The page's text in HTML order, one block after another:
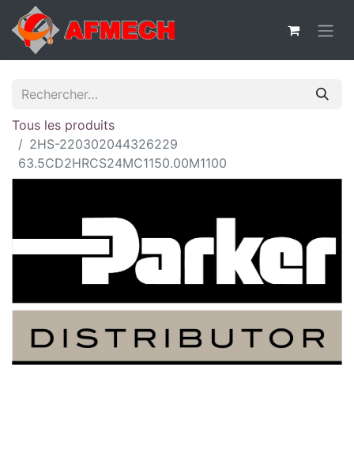
Tous les produits
2HS-220302044326229
63.5CD2HRCS24MC1150.00M1100